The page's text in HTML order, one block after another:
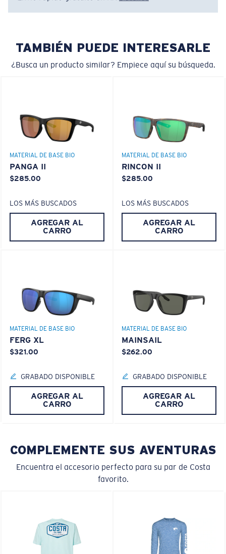
Un frontal de lente amplio diseñado para ajustarse a
rostros de tamaño regular.
Curva base 8 descentradas - Cobertura máxima
Monturas con cobertura y diseño envolvente máximos
que ayudan a reducir la filtración de luz.
Use esta práctica guía para calcular el ajuste que
busca.
¿Se ajusta por completo?
Es posible que necesite una monturapequeñao
mediana.
¿Se ajusta en el centro?
ENLACE MOLECULAR C-WALL ®
CAPA DE VIDRIO
ENLACE MOLECULAR C-WALL
El vidrio ofrece el material de mayor claridad
Los espejos encapsulados (entre las capas de
vidrio) son resistentes a los rayones
PATENTE DE EE. UU. N.º 6.334.680
PATENTE DE EE. UU. N.º 6.604.824
TAMBIÉN PUEDE INTERESARLE
¿Busca un producto similar? Empiece aquí su búsqueda.
MATERIAL DE BASE BIO
PANGA II
$285.00
LOS MÁS BUSCADOS
AGREGAR AL
CARRO
MATERIAL DE BASE BIO
RINCON II
$285.00
LOS MÁS BUSCADOS
AGREGAR AL
CARRO
MATERIAL DE BASE BIO
FERG XL
$321.00
GRABADO DISPONIBLE
AGREGAR AL
CARRO
MATERIAL DE BASE BIO
MAINSAIL
$262.00
GRABADO DISPONIBLE
AGREGAR AL
CARRO
COMPLEMENTE SUS AVENTURAS
Encuentra el accesorio perfecto para su par de Costa
favorito.